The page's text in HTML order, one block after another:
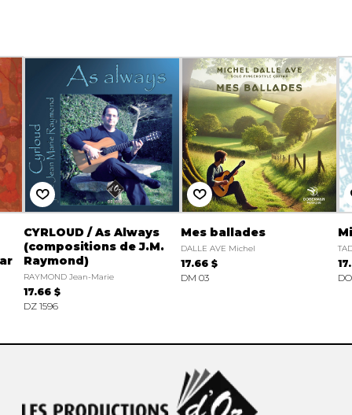
CYRLOUD / As Always
(compositions de J.M.
Raymond)
RAYMOND Jean-Marie
17.66 $
DZ 1596
Mes ballades
DALLE AVE Michel
17.66 $
DM 03